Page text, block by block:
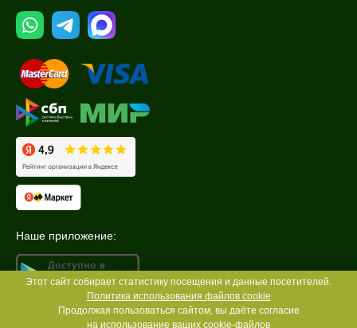
Наше приложение:
Этот сайт собирает статистику посещения и данные посетителей.
Политика использования файлов cookie
Продолжая пользоваться сайтом, вы даёте согласие
на использование ваших cookie-файлов